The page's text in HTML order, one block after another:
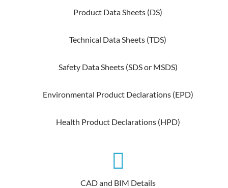
Product Data Sheets (DS)
Technical Data Sheets (TDS)
Safety Data Sheets (SDS or MSDS)
Environmental Product Declarations (EPD)
Health Product Declarations (HPD)
CAD and BIM Details